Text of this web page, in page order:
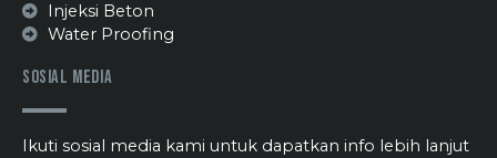
Injeksi Beton
Water Proofing
Sosial Media
Ikuti sosial media kami untuk dapatkan info lebih lanjut